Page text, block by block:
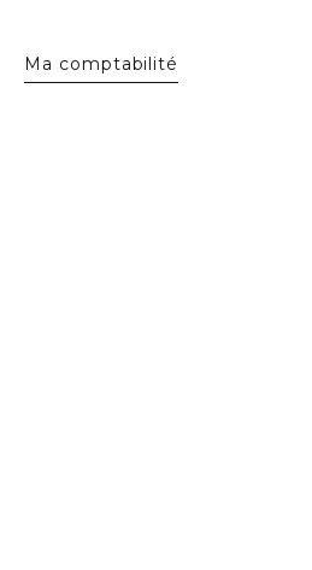
Ma comptabilité